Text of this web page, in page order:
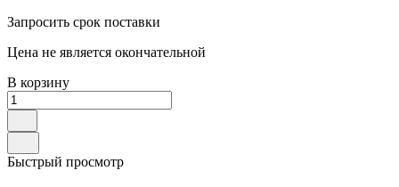
Запросить срок поставки
Цена не является окончательной
В корзину
Быстрый просмотр